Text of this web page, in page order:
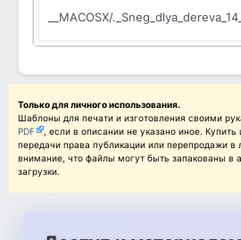
__MACOSX/
Sneg_dlya_dereva_9_listov.pdf
__MACOSX/
Derevo_na_9_listov.pdf
__MACOSX/
Derevo_na_4_lista.pdf
Только для личного использования.
Шаблоны для печати и изготовления своими
PDF
, если в описании не указано иное.
передачи права публикации или перепродажи
внимание, что файлы могут быть запакованы в
загрузки.